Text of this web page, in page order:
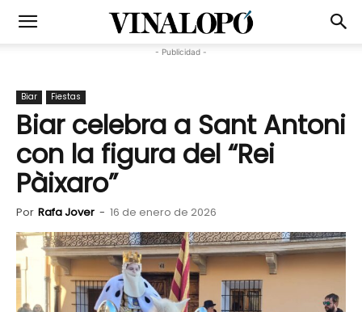
- Publicidad -
Biar Fiestas
Biar celebra a Sant Antoni
con la figura del “Rei
Pàixaro”
Por Rafa Jover - 16 de enero de 2026